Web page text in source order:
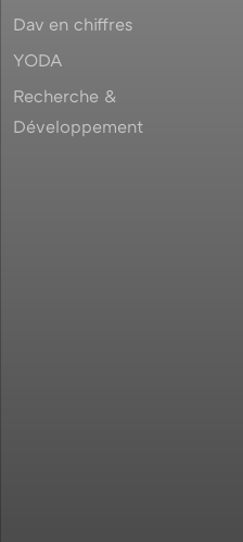
Dav en chiffres
YODA
Recherche &
Développement